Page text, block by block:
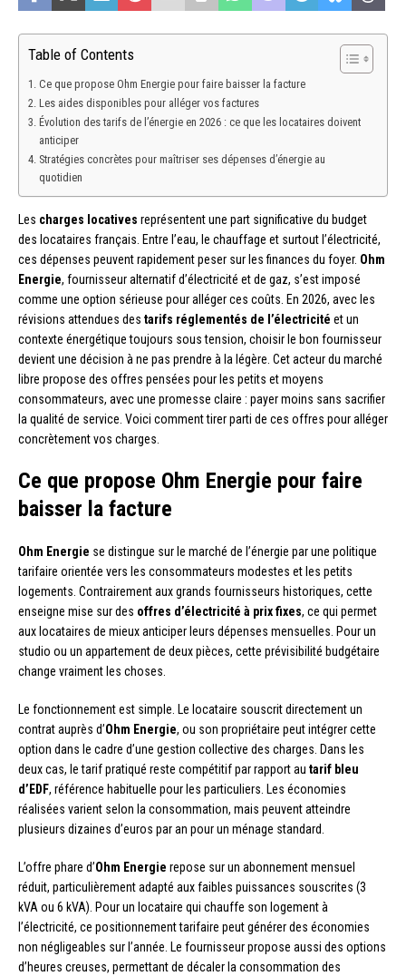
Table of Contents
Ce que propose Ohm Energie pour faire baisser la facture
Les aides disponibles pour alléger vos factures
Évolution des tarifs de l’énergie en 2026 : ce que les locataires doivent
anticiper
Stratégies concrètes pour maîtriser ses dépenses d’énergie au
quotidien
Les charges locatives représentent une part significative du budget
des locataires français. Entre l’eau, le chauffage et surtout l’électricité,
ces dépenses peuvent rapidement peser sur les finances du foyer. Ohm
Energie, fournisseur alternatif d’électricité et de gaz, s’est imposé
comme une option sérieuse pour alléger ces coûts. En 2026, avec les
révisions attendues des tarifs réglementés de l’électricité et un
contexte énergétique toujours sous tension, choisir le bon fournisseur
devient une décision à ne pas prendre à la légère. Cet acteur du marché
libre propose des offres pensées pour les petits et moyens
consommateurs, avec une promesse claire : payer moins sans sacrifier
la qualité de service. Voici comment tirer parti de ces offres pour alléger
concrètement vos charges.
Ce que propose Ohm Energie pour faire
baisser la facture
Ohm Energie se distingue sur le marché de l’énergie par une politique
tarifaire orientée vers les consommateurs modestes et les petits
logements. Contrairement aux grands fournisseurs historiques, cette
enseigne mise sur des offres d’électricité à prix fixes, ce qui permet
aux locataires de mieux anticiper leurs dépenses mensuelles. Pour un
studio ou un appartement de deux pièces, cette prévisibilité budgétaire
change vraiment les choses.
Le fonctionnement est simple. Le locataire souscrit directement un
contrat auprès d’Ohm Energie, ou son propriétaire peut intégrer cette
option dans le cadre d’une gestion collective des charges. Dans les
deux cas, le tarif pratiqué reste compétitif par rapport au tarif bleu
d’EDF, référence habituelle pour les particuliers. Les économies
réalisées varient selon la consommation, mais peuvent atteindre
plusieurs dizaines d’euros par an pour un ménage standard.
L’offre phare d’Ohm Energie repose sur un abonnement mensuel
réduit, particulièrement adapté aux faibles puissances souscrites (3
kVA ou 6 kVA). Pour un locataire qui chauffe son logement à
l’électricité, ce positionnement tarifaire peut générer des économies
non négligeables sur l’année. Le fournisseur propose aussi des options
d’heures creuses, permettant de décaler la consommation des